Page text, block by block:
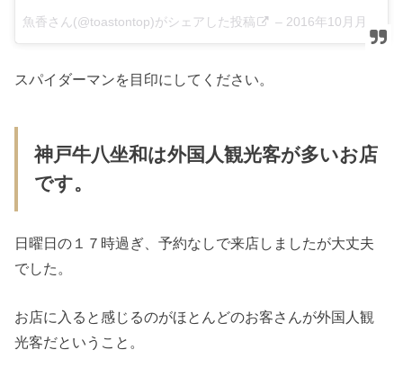
魚香さん(@toastontop)がシェアした投稿 – 2016年10月月14日午後11時24分PDT
スパイダーマンを目印にしてください。
神戸牛八坐和は外国人観光客が多いお店
です。
日曜日の１７時過ぎ、予約なしで来店しましたが大丈夫
でした。
お店に入ると感じるのがほとんどのお客さんが外国人観
光客だということ。